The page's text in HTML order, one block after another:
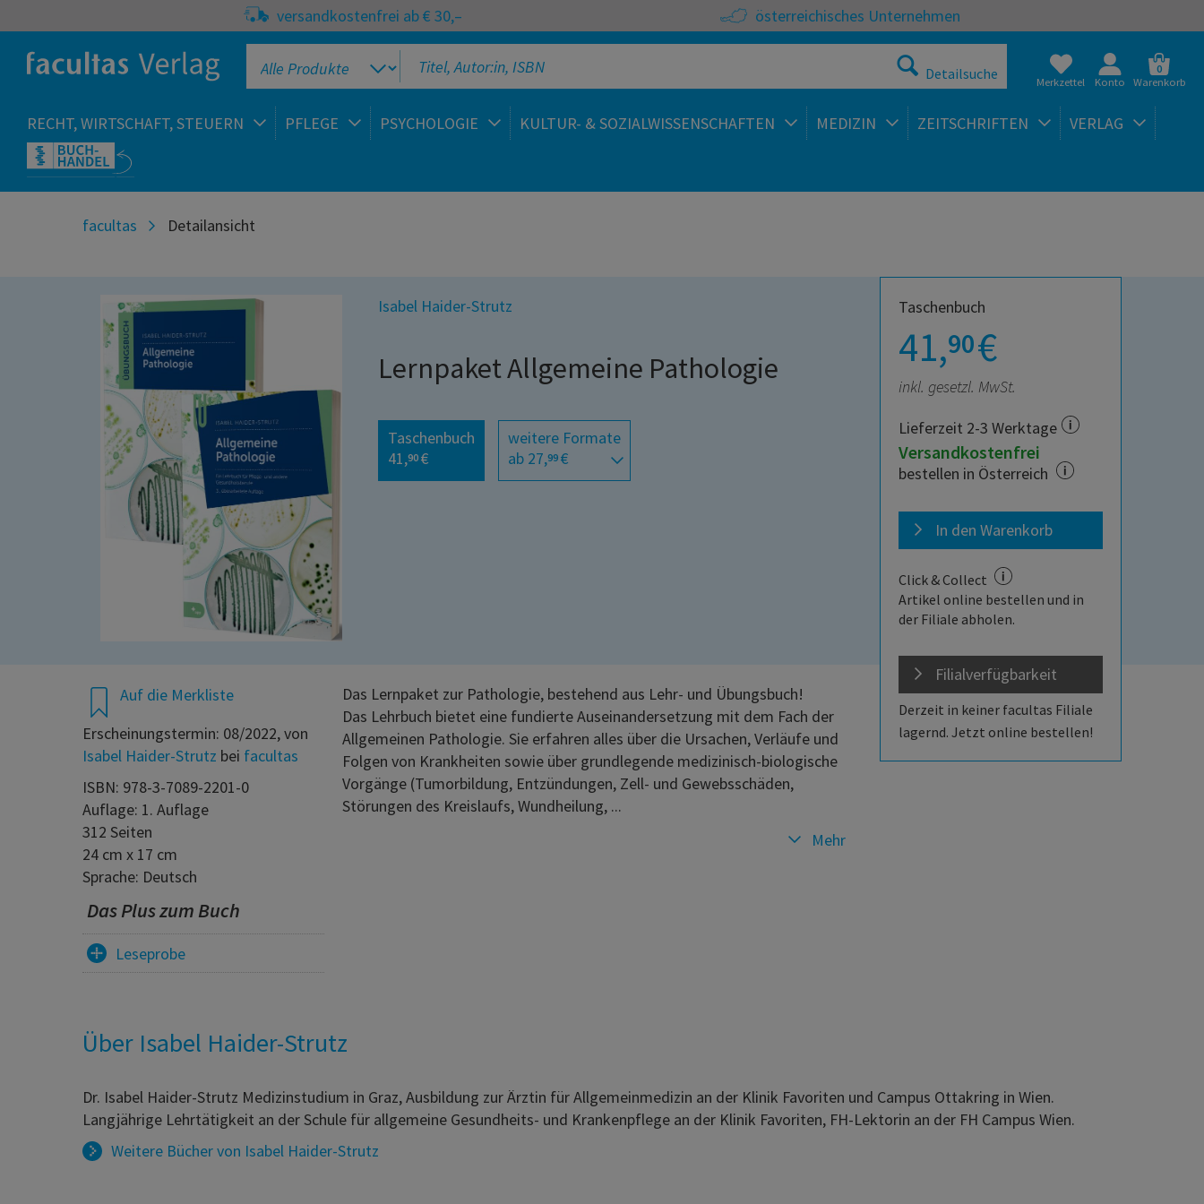
versandkostenfrei ab € 30,– österreichisches Unternehmen
Detailsuche Merkzettel Konto
0
Warenkorb
RECHT, WIRTSCHAFT, STEUERN PFLEGE PSYCHOLOGIE KULTUR- & SOZIALWISSENSCHAFTEN MEDIZIN ZEITSCHRIFTEN VERLAG
facultas Detailansicht
Isabel Haider-Strutz
Lernpaket Allgemeine Pathologie
Taschenbuch
41,90 €
weitere Formate
ab 27,99 €
Taschenbuch
41,90€
inkl. gesetzl. MwSt.
Lieferzeit 2-3 Werktage
Versandkostenfrei
bestellen in Österreich
In den Warenkorb
Click & Collect
Artikel online bestellen und in
der Filiale abholen.
Filialverfügbarkeit
Derzeit in keiner facultas Filiale
lagernd. Jetzt online bestellen!
Auf die Merkliste
Erscheinungstermin: 08/2022, von
Isabel Haider-Strutz bei facultas
ISBN: 978-3-7089-2201-0
Auflage: 1. Auflage
312 Seiten
24 cm x 17 cm
Sprache: Deutsch
Das Plus zum Buch
Leseprobe
Das Lernpaket zur Pathologie, bestehend aus Lehr- und Übungsbuch!
Das Lehrbuch bietet eine fundierte Auseinandersetzung mit dem Fach der
Allgemeinen Pathologie. Sie erfahren alles über die Ursachen, Verläufe und
Folgen von Krankheiten sowie über grundlegende medizinisch-biologische
Vorgänge (Tumorbildung, Entzündungen, Zell- und Gewebsschäden,
Störungen des Kreislaufs, Wundheilung, ...
Mehr
Über Isabel Haider-Strutz
Dr. Isabel Haider-Strutz Medizinstudium in Graz, Ausbildung zur Ärztin für Allgemeinmedizin an der Klinik Favoriten und Campus Ottakring in Wien.
Langjährige Lehrtätigkeit an der Schule für allgemeine Gesundheits- und Krankenpflege an der Klinik Favoriten, FH-Lektorin an der FH Campus Wien.
Weitere Bücher von Isabel Haider-Strutz